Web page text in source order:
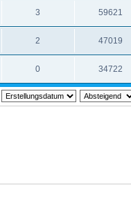
3 59621
2 47019
0 34722